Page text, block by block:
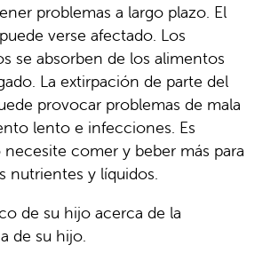
problemas a largo plazo. El
verse afectado. Los
se absorben de los alimentos
La extirpación de parte del
provocar problemas de mala
lento e infecciones. Es
comer y beber más para
nutrientes y líquidos.
de su hijo acerca de la
de su hijo.